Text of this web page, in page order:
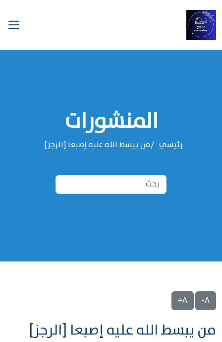
المنشورات
رئيسي من يبسط الله عليه إصبعا [الرجز]
A-
A+
من يبسط الله عليه إصبعا [الرجز]